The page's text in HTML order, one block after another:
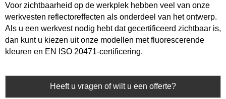
Voor zichtbaarheid op de werkplek hebben veel van onze
werkvesten reflectoreffecten als onderdeel van het ontwerp.
Als u een werkvest nodig hebt dat gecertificeerd zichtbaar is,
dan kunt u kiezen uit onze modellen met fluorescerende
kleuren en EN ISO 20471-certificering.
Heeft u vragen of wilt u een offerte?